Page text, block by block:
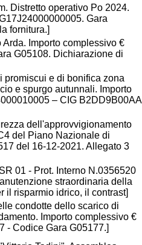
Distretto operativo Po 2024.
Gara
fornitura.]
Importo complessivo €
G05108. Dichiarazione di
promiscui e di bonifica zona
e spurgo autunnali. Importo
– CIG B2DD9B00AA
dell'approvvigionamento
del Piano Nazionale di
del 16-12-2021. Allegato 3
01 - Prot. Interno N.0356520
straordinaria della
il risparmio idrico, il contrast]
condotte dello scarico di
Importo complessivo €
- Codice Gara G05177.]